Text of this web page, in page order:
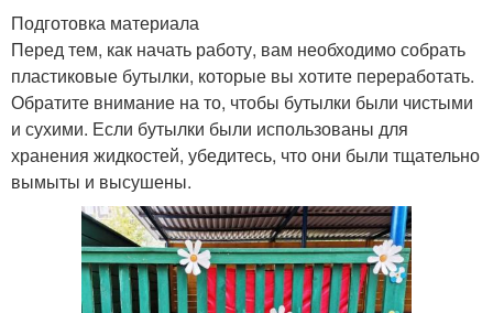
Подготовка материала
Перед тем, как начать работу, вам необходимо собрать
пластиковые бутылки, которые вы хотите переработать.
Обратите внимание на то, чтобы бутылки были чистыми
и сухими. Если бутылки были использованы для
хранения жидкостей, убедитесь, что они были тщательно
вымыты и высушены.